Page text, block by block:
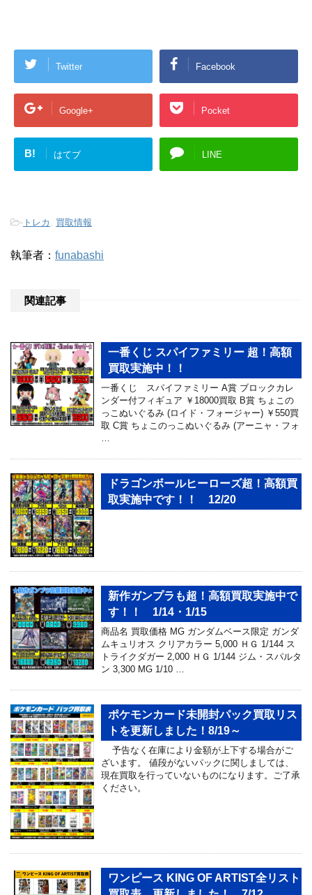
Twitter Facebook
Google+ Pocket
B! はてブ LINE
- トレカ , 買取情報
執筆者： funabashi
関連記事
一番くじ スパイファミリー 超！高額
買取実施中！！
一番くじ スパイファミリー A賞 ブロックカレ
ンダー付フィギュア ￥18000買取 B賞 ちょこの
っこぬいぐるみ (ロイド・フォージャー) ￥550買
取 C賞 ちょこのっこぬいぐるみ (アーニャ・フォ
…
ドラゴンボールヒーローズ超！高額買
取実施中です！！ 12/20
新作ガンプラも超！高額買取実施中で
す！！ 1/14・1/15
商品名 買取価格 MG ガンダムベース限定 ガンダ
ムキュリオス クリアカラー 5,000 ＨＧ 1/144 ス
トライクダガー 2,000 ＨＧ 1/144 ジム・スパルタ
ン 3,300 MG 1/10 …
ポケモンカード未開封パック買取リス
トを更新しました！8/19～
予告なく在庫により金額が上下する場合がご
ざいます。 値段がないパックに関しましては、
現在買取を行っていないものになります。ご了承
ください。
ワンピース KING OF ARTIST全リスト